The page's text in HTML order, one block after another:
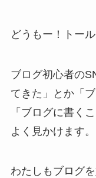
どうもー！トー
ブログ初心者の
てきた」とか「
「ブログに書く
よく見かけます。
わたしもブログ